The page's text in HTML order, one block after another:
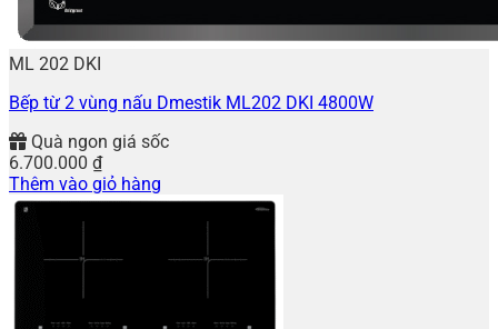
ML 202 DKI
Bếp từ 2 vùng nấu Dmestik ML202 DKI 4800W
Quà ngon giá sốc
6.700.000 ₫
Thêm vào giỏ hàng